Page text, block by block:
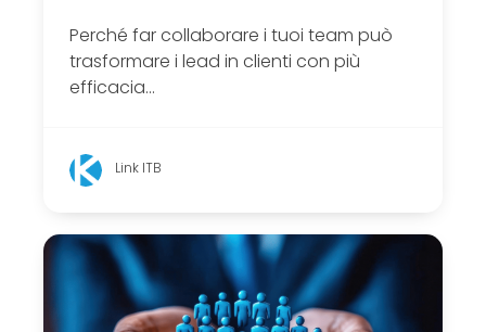
Perché far collaborare i tuoi team può
trasformare i lead in clienti con più
efficacia…
Link ITB